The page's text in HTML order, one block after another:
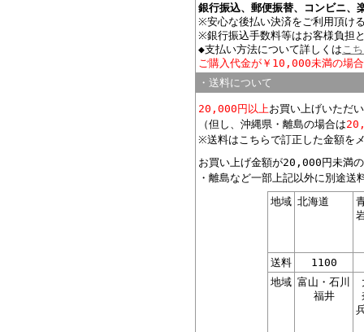
銀行振込、郵便振替、コンビニ、
※安心な後払い決済をご利用頂け
※銀行振込手数料等はお客様負担
◆支払い方法について詳しくは こ
ご購入代金が￥10,000未満の場
・送料について
20,000円以上お買い上げいただ
（但し、沖縄県・離島の場合は
※送料はこちらで訂正した金額を
お買い上げ金額が20,000円未満
・離島など一部上記以外に別途送
地域 北海道
送料
1100
地域 富山・石川
福井